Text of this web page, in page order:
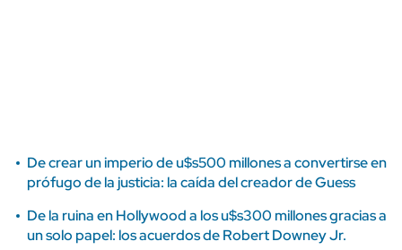
De crear un imperio de u$s500 millones a convertirse en
prófugo de la justicia: la caída del creador de Guess
De la ruina en Hollywood a los u$s300 millones gracias a
un solo papel: los acuerdos de Robert Downey Jr.